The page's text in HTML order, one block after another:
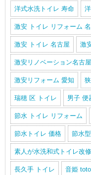
洋式水洗トイレ 寿命
激安 トイレ リフォーム
激安 トイレ 名古屋 激
激安リノベーション名古屋
激安リフォーム 愛知
瑞穂 区 トイレ 男子 便
節水 トイレ リフォーム
節水トイレ 価格 節水
素人が水洗和式トイレ改修
長久手 トイレ 音姫